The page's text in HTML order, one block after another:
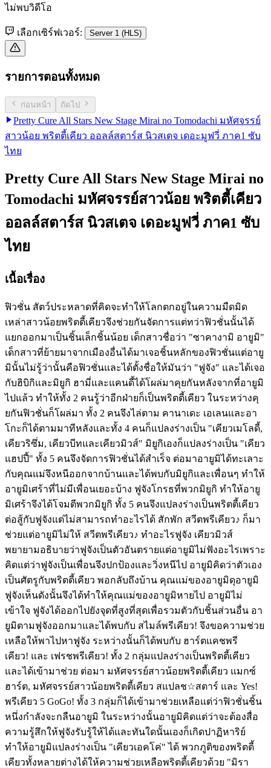
ไม่พบวิดีโอ
เลือกเซิร์ฟเวอร์: Server 1 (HLS)
รายการตอนทั้งหมด
ก่อนหน้า ถัดไป
Pretty Cure All Stars New Stage Mirai no Tomodachi มหัศจรรย์
สาวน้อย พริตตี้เคียว ออลล์สตาร์ส นิวสเตจ เดอะมูฟวี่ ภาค1 ซับ
ไทย
Pretty Cure All Stars New Stage Mirai no
Tomodachi มหัศจรรย์สาวน้อย พริตตี้เคียว
ออลล์สตาร์ส นิวสเตจ เดอะมูฟวี่ ภาค1 ซับ
ไทย
เนื้อเรื่อง
ฟิวชั่น สัตว์ประหลาดที่คิดจะทำให้โลกตกอยู่ในความมืดมิด
เหล่าสาวน้อยพริตตี้เคียวจึงช่วยกันจัดการแต่ทว่าฟิวชั่นนั้นได้
แยกออกมาเป็นชิ้นเล็กชิ้นน้อย เด็กสาวชื่อว่า "ซาคางามิ อายูมิ"
เด็กสาวที่ย้ายมาจากเมืองอื่นได้มาเจอชิ้นหลักของฟิวชั่นแต่อายู
มินั้นไม่รู้ว่านั้นคือฟิวชั่นและได้ตั้งชื่อให้มันว่า "ฟูจัง" และได้เจอ
กับฮิบิกิและมิยูกิ ฮามี่และแคนดี้ได้โผล่มาคุยกันหลังจากที่อายูมิ
ไปแล้ว ทำให้ทั้ง 2 คนรู้ว่าอีกฝ่ายก็เป็นพริตตี้เคียว ในระหว่างคุ
ยกันฟิวชั่นก็โผล่มา ทั้ง 2 คนจึงไล่ตาม คานาเดะ เอเลนและอา
โกะก็ได้ตามมาทีหลังและทั้ง 4 คนก็แปลงร่างเป็น "เคียวเมโลดี้,
เคียวริซึ่ม, เคียวบีทและเคียวมิวส์" มิยูกิเองก็แปลงร่างเป็น "เคียว
แฮปปี้" ทั้ง 5 คนจึงจัดการฟิวชั่นได้สำเร็จ ต่อมาอายูมิได้ทะเลาะ
กับคุณแม่จึงหนีออกจากบ้านและได้พบกับมิยูกิและเพื่อนๆ ทำให้
อายูมิเศร้าที่ไม่มีเพื่อนเยอะบ้าง ฟูจังโกรธที่พวกมิยูกิ ทำให้อายู
มิเศร้าจึงได้โจมตีพวกมิยูกิ ทั้ง 5 คนจึงแปลงร่างเป็นพริตตี้เคียว
ต่อสู้กับฟูจังแต่ไม่สามารถทำอะไรได้ สักพัก สวีตพรีเคียว♪ ก็มา
ช่วยแต่อายูมิไม่ให้ สวีตพรีเคียว♪ ทำอะไรฟูจัง เคียวมิวส์
พยายามอธิบายว่าฟูจังเป็นตัวอันตรายแต่อายูมิไม่ฟังอะไรเพราะ
คิดแต่ว่าฟูจังเป็นเพื่อนจึงปกป้องและวิ่งหนีไป อายูมิคิดว่าตัวเอง
เป็นศัตรูกับพริตตี้เคียว พอกลับถึงบ้าน คุณแม่ของอายูมิดุอายูมิ
ฟูจังเห็นดังนั้นจึงได้ทำให้คุณแม่ของอายูมิหายไป อายูมิไม่
เข้าใจ ฟูจังได้ออกไปยังจุดที่สูงที่สุดเพื่อรวมตัวกับชิ้นส่วนอื่น อา
ยูมิตามฟูจังออกมาและได้พบกับ สไมล์พรีเคียว! จึงขอความช่วย
เหลือให้พาไปหาฟูจัง ระหว่างนั้นก็ได้พบกับ ฮาร์ตแคชพรี
เคียว! และ เฟรชพรีเคียว! ทั้ง 2 กลุ่มแปลงร่างเป็นพริตตี้เคียว
และได้เข้ามาช่วย ต่อมา มหัศจรรย์สาวน้อยพริตตี้เคียว แมกซ์
ฮาร์ต, มหัศจรรย์สาวน้อยพริตตี้เคียว สแปลช☆สตาร์ และ Yes!
พรีเคียว 5 GoGo! ทั้ง 3 กลุ่มก็ได้เข้ามาช่วยเหลือแต่ว่าฟิวชั่นชิ้น
หนึ่งกำลังจะกลืนอายูมิ ในระหว่างนั้นอายูมิคิดแต่ว่าจะต้องสื่อ
ความรู้สึกให้ฟูจังรับรู้ให้ได้และทันใดนั้นเองก็เกิดปาฏิหาริย์
ทำให้อายูมิแปลงร่างเป็น "เคียวเอคโค่" ได้ พวกภูติของพริตตี้
เคียวทั้งหลายต่างได้ให้ความช่วยเหลือพริตตี้เคียวด้วย "มิรา